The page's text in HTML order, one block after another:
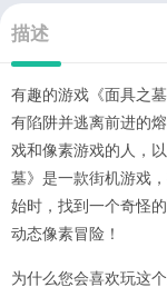
描述
有趣的游戏《面具之
有陷阱并逃离前进的
戏和像素游戏的人，
墓》是一款街机游戏
始时，找到一个奇怪
动态像素冒险！
为什么您会喜欢玩这个